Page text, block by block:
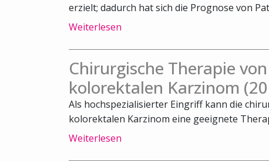
erzielt; dadurch hat sich die Prognose von
Weiterlesen
Chirurgische Therapie
kolorektalen Karzinom
Als hochspezialisierter Eingriff kann die
kolorektalen Karzinom eine geeignete
Weiterlesen